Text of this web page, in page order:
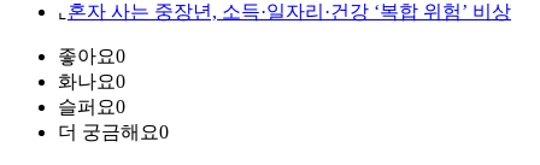
⌞ 혼자 사는 중장년, 소득·일자리·건강 ‘복합 위험’ 비상
좋아요0
화나요0
슬퍼요0
더 궁금해요0